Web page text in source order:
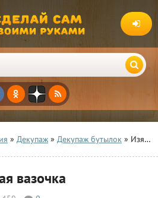
» Декупаж » Декупаж бутылок » Изящная стильная вазочка
вазочка